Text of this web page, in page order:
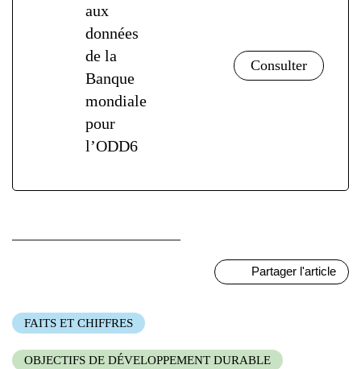
aux
données
de la
Banque
mondiale
pour
l’ODD6
Partager l'article
FAITS ET CHIFFRES
OBJECTIFS DE DÉVELOPPEMENT DURABLE